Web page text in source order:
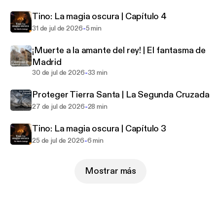
Tino: La magia oscura | Capítulo 4
31 de jul de 2026-5 min
¡Muerte a la amante del rey! | El fantasma de
Madrid
30 de jul de 2026-33 min
Proteger Tierra Santa | La Segunda Cruzada
27 de jul de 2026-28 min
Tino: La magia oscura | Capítulo 3
25 de jul de 2026-6 min
Mostrar más